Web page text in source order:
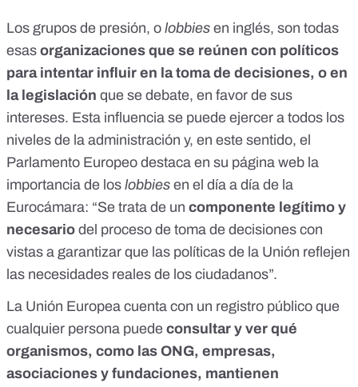
Los grupos de presión, o lobbies en inglés, son todas
esas organizaciones que se reúnen con políticos
para intentar influir en la toma de decisiones, o en
la legislación que se debate, en favor de sus
intereses. Esta influencia se puede ejercer a todos los
niveles de la administración y, en este sentido, el
Parlamento Europeo destaca en su página web la
importancia de los lobbies en el día a día de la
Eurocámara: “Se trata de un componente legítimo y
necesario del proceso de toma de decisiones con
vistas a garantizar que las políticas de la Unión reflejen
las necesidades reales de los ciudadanos”.
La Unión Europea cuenta con un registro público que
cualquier persona puede consultar y ver qué
organismos, como las ONG, empresas,
asociaciones y fundaciones, mantienen